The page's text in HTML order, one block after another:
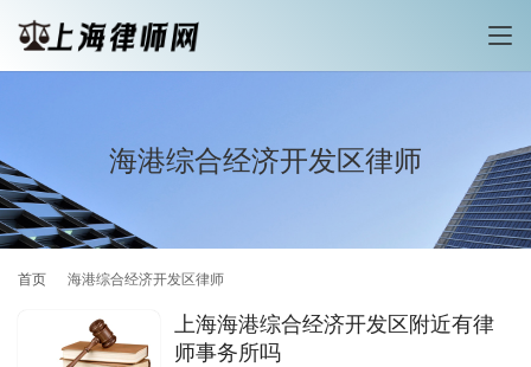
海港综合经济开发区律师
首页 海港综合经济开发区律师
上海海港综合经济开发区附近有律
师事务所吗